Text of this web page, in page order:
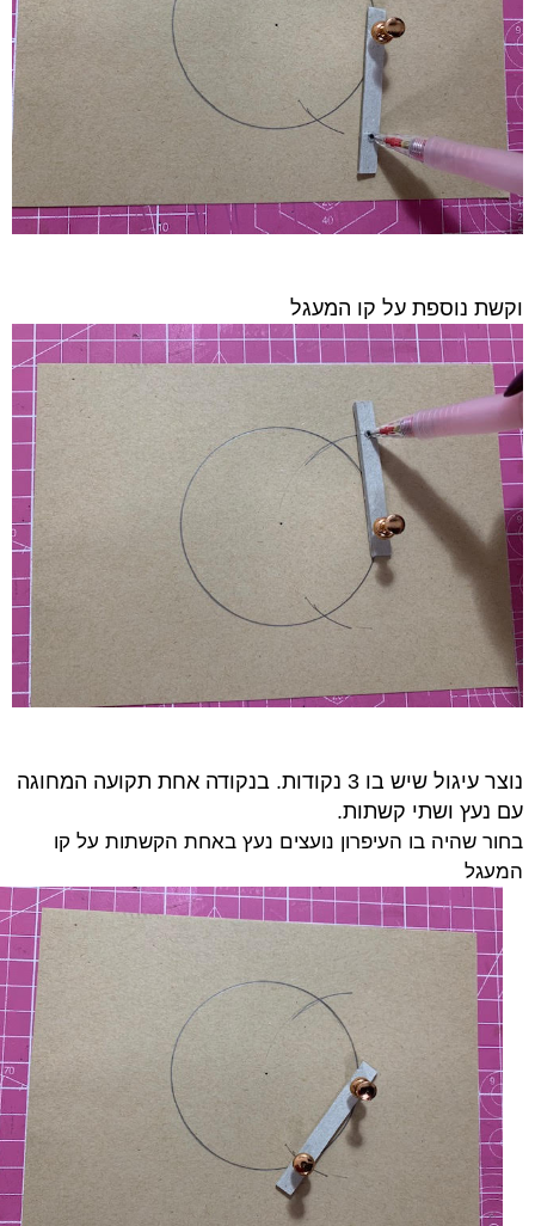
וקשת נוספת על קו המעגל
נוצר עיגול שיש בו 3 נקודות. בנקודה אחת תקועה המחוגה
עם נעץ ושתי קשתות.
בחור שהיה בו העיפרון נועצים נעץ באחת הקשתות על קו
המעגל